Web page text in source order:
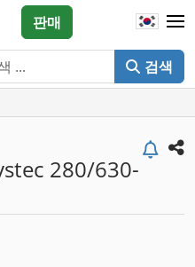
검색
판매
280/630-